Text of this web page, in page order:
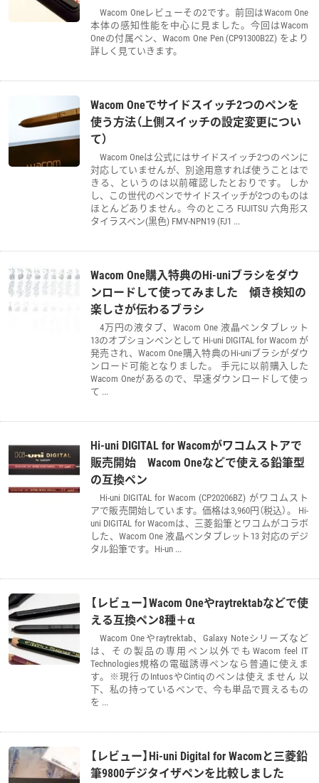
Wacom Oneレビューその2です。前回はWacom One
本体の感知性能を中心に見ました。今回はWacom
Oneの付属ペン、Wacom One Pen (CP91300B2Z) をより
詳しく見ていきます。
Wacom Oneでサイドスイッチ2つのペンを
使う方法（上側スイッチの設定変更につい
て）
Wacom Oneは公式にはサイドスイッチ2つのペンに
対応していませんが、別途用意すれば使うことはで
きる、というのは以前確認したとおりです。 しか
し、この世代のペンでサイドスイッチが2つのものは
ほとんどありません。今のところ FUJITSU 六角形ス
タイラスペン(黒色) FMV-NPN19 (FJ1 ...
Wacom One購入特典のHi-uniブラシをダウ
ンロードして使ってみました 傾き検知の
楽しさが伝わるブラシ
4万円の液タブ、Wacom One 液晶ペンタブレット
13のオプションペンとして Hi-uni DIGITAL for Wacom が
発売され、Wacom One購入特典のHi-uniブラシがダウ
ンロード可能となりました。 手元に以前購入した
Wacom Oneがあるので、早速ダウンロードして使っ
て ...
Hi-uni DIGITAL for Wacomがワコムストアで
販売開始 Wacom Oneなどで使える鉛筆型
の互換ペン
Hi-uni DIGITAL for Wacom (CP20206BZ) がワコムスト
アで販売開始しています。価格は3,960円（税込）。 Hi-
uni DIGITAL for Wacomは、三菱鉛筆とワコムがコラボ
した、Wacom One 液晶ペンタブレット13 対応のデジ
タル鉛筆です。Hi-un ...
【レビュー】Wacom Oneやraytrektabなどで使
える互換ペン8種＋α
Wacom Oneやraytrektab、Galaxy Noteシリーズなど
は、その製品の専用ペン以外でもWacom feel IT
Technologies規格の電磁誘導ペンなら普通に使えま
す。※現行のIntuosやCintiqのペンは使えません 以
下、私の持っているペンで、今も単品で買えるもの
を ...
【レビュー】Hi-uni Digital for Wacomと三菱鉛
筆9800デジタイザペンを比較しました